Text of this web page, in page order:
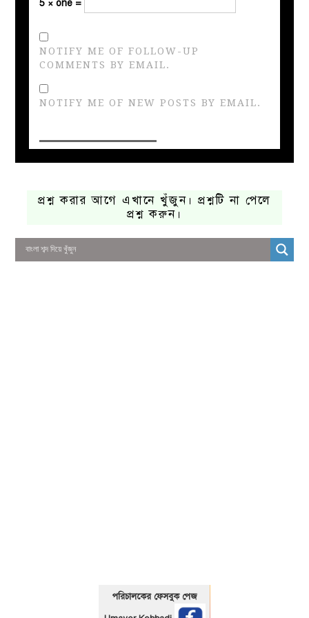
5 × one =
NOTIFY ME OF FOLLOW-UP
COMMENTS BY EMAIL.
NOTIFY ME OF NEW POSTS BY EMAIL.
প্রশ্ন করার আগে এখানে খুঁজুন। প্রশ্নটি না পেলে
প্রশ্ন করুন।
পরিচালকের ফেসবুক পেজ